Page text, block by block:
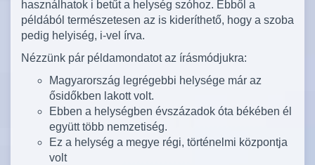
használhatok i betűt a helység szóhoz. Ebből a
példából természetesen az is kideríthető, hogy a szoba
pedig helyiség, i-vel írva.
Nézzünk pár példamondatot az írásmódjukra:
Magyarország legrégebbi helysége már az
ősidőkben lakott volt.
Ebben a helységben évszázadok óta békében él
együtt több nemzetiség.
Ez a helység a megye régi, történelmi központja
volt